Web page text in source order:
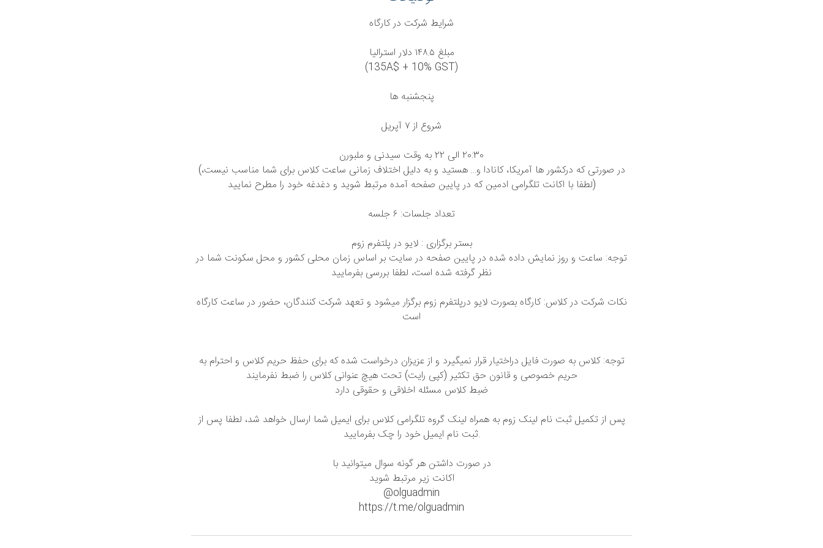
شرایط شرکت در کارگاه
مبلغ ١۴٨.۵ دلار استرالیا
(135A$ + 10% GST)
پنجشنبه ها
شروع از ٧ آپریل
٢٠:٣٠ الی ٢٢ به وقت سیدنی و ملبورن
(در صورتی که درکشور ها آمریکا، کانادا و... هستید و به دلیل اختلاف زمانی ساعت کلاس برای شما مناسب نیست،
لطفا با اکانت تلگرامی ادمین که در پایین صفحه آمده مرتبط شوید و دغدغه خود را مطرح نمایید)
تعداد جلسات: ۶ جلسه
بستر برگزاری : لایو در پلتفرم زوم
توجه: ساعت و روز نمایش داده شده در پایین صفحه در سایت بر اساس زمان محلی کشور و محل سکونت شما در
نظر گرفته شده است، لطفا بررسی بفرمایید
نکات شرکت در کلاس: کارگاه بصورت لایو درپلتفرم زوم برگزار میشود و تعهد شرکت کنندگان، حضور در ساعت کارگاه
است
توجه: کلاس به صورت فایل دراختیار قرار نمیگیرد و از عزیزان درخواست شده که برای حفظ حریم‌ کلاس و احترام به
حریم خصوصی و قانون حق تکثیر (کپی رایت) تحت هیچ عنوانی کلاس را ضبط نفرمایند
ضبط کلاس مسئله اخلاقی و حقوقی دارد
پس از تکمیل ثبت نام لینک زوم به همراه لینک گروه تلگرامی کلاس برای ایمیل شما ارسال خواهد شد، لطفا پس از
ثبت نام ایمیل خود را چک بفرمایید.
در صورت داشتن هر گونه سوال میتوانید با
اکانت زیر مرتبط شوید
@olguadmin
https://t.me/olguadmin